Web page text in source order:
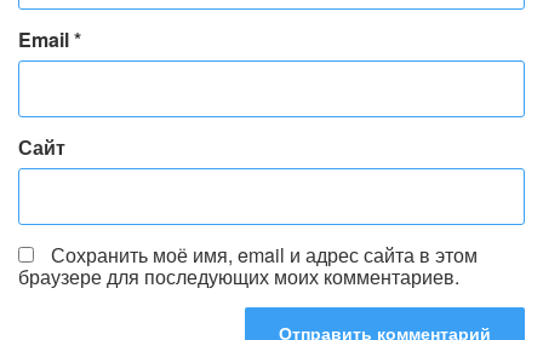
Email*
Сайт
Сохранить моё имя, email и адрес сайта в этом
браузере для последующих моих комментариев.